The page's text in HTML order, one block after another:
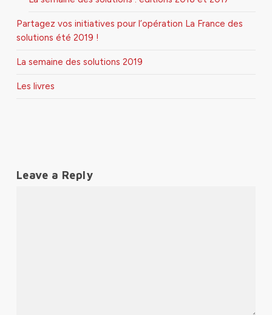
Partagez vos initiatives pour l’opération La France des
solutions été 2019 !
La semaine des solutions 2019
Les livres
Leave a Reply